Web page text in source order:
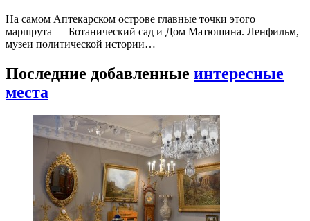
На самом Аптекарском острове главные точки этого
маршрута — Ботанический сад и Дом Матюшина. Ленфильм,
музеи политической истории…
Последние добавленные интересные
места